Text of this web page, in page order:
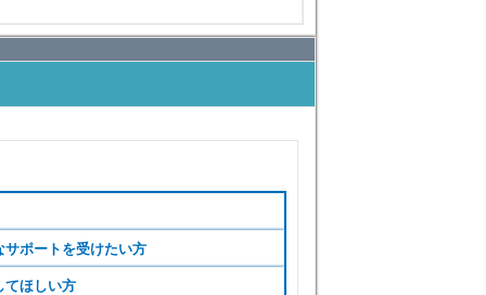
ポートを受けたい方
てほしい方